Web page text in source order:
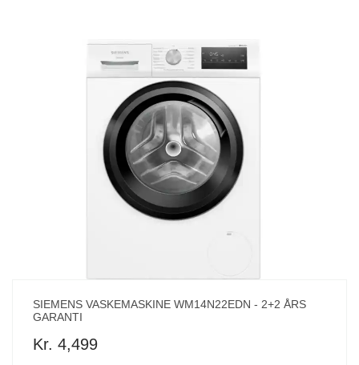
SIEMENS VASKEMASKINE WM14N22EDN - 2+2 ÅRS
GARANTI
Kr. 4,499